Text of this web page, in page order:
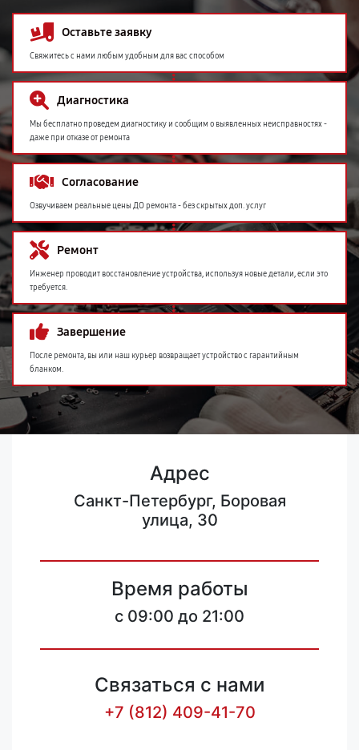
Оставьте заявку
Свяжитесь с нами любым удобным для вас способом
Диагностика
Мы бесплатно проведем диагностику и сообщим о выявленных неисправностях -
даже при отказе от ремонта
Согласование
Озвучиваем реальные цены ДО ремонта - без скрытых доп. услуг
Ремонт
Инженер проводит восстановление устройства, используя новые детали, если это
требуется.
Завершение
После ремонта, вы или наш курьер возвращает устройство с гарантийным
бланком.
Адрес
Санкт-Петербург, Боровая
улица, 30
Время работы
c 09:00 до 21:00
Связаться с нами
+7 (812) 409-41-70